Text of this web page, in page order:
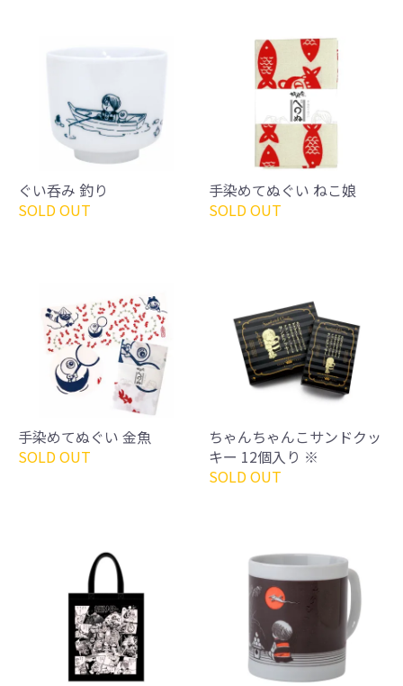
ぐい呑み 釣り
SOLD OUT
手染めてぬぐい ねこ娘
SOLD OUT
手染めてぬぐい 金魚
SOLD OUT
ちゃんちゃんこサンドクッ
キー 12個入り ※
SOLD OUT